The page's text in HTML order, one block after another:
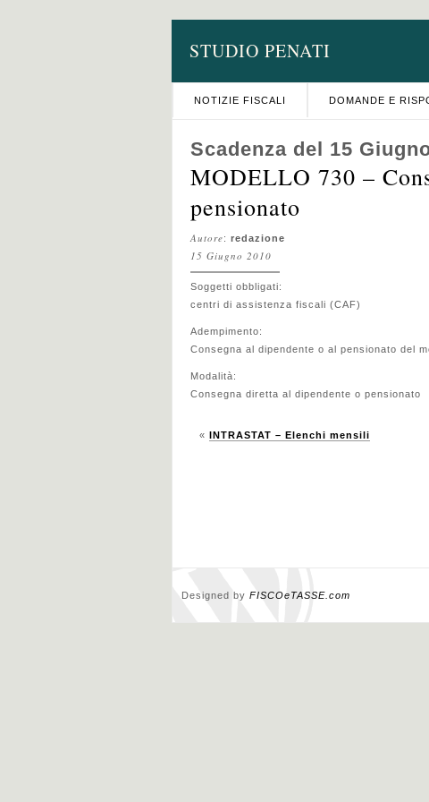
STUDIO PENATI
NOTIZIE FISCALI DOMANDE E
Scadenza del 15
MODELLO 730 –
pensionato
Autore: redazione
15 Giugno 2010
Soggetti obbligati:
centri di assistenza fiscali (CAF)
Adempimento:
Consegna al dipendente o al pensionato del
Modalità:
Consegna diretta al dipendente o pensionato
« INTRASTAT – Elenchi mensili
Designed by FISCOeTASSE.com